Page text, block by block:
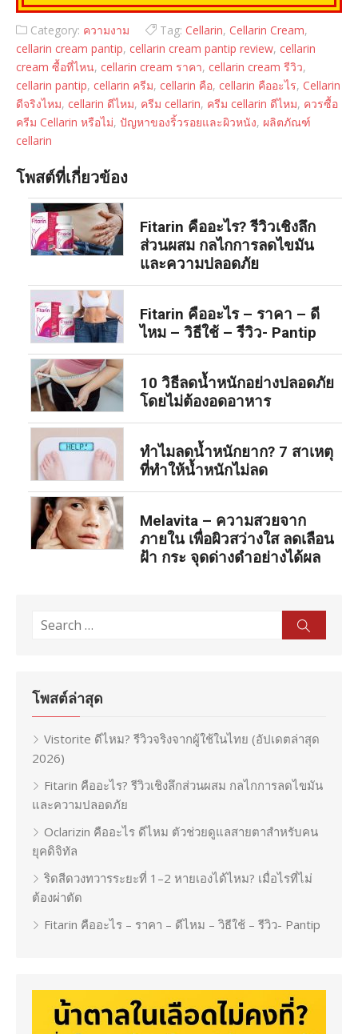
Category: ความงาม Tag: Cellarin, Cellarin Cream,
cellarin cream pantip, cellarin cream pantip review, cellarin
cream ซื้อที่ไหน, cellarin cream ราคา, cellarin cream รีวิว,
cellarin pantip, cellarin ครีม, cellarin คือ, cellarin คืออะไร, Cellarin
ดีจริงไหม, cellarin ดีไหม, ครีม cellarin, ครีม cellarin ดีไหม, ควรซื้อ
ครีม Cellarin หรือไม่, ปัญหาของริ้วรอยและผิวหนัง, ผลิตภัณฑ์
cellarin
โพสต์ที่เกี่ยวข้อง
Fitarin คืออะไร? รีวิวเชิงลึก
ส่วนผสม กลไกการลดไขมัน
และความปลอดภัย
Fitarin คืออะไร – ราคา – ดี
ไหม – วิธีใช้ – รีวิว- Pantip
10 วิธีลดน้ำหนักอย่างปลอดภัย
โดยไม่ต้องอดอาหาร
ทำไมลดน้ำหนักยาก? 7 สาเหตุ
ที่ทำให้น้ำหนักไม่ลด
Melavita – ความสวยจาก
ภายใน เพื่อผิวสว่างใส ลดเลือน
ฝ้า กระ จุดด่างดำอย่างได้ผล
Search
โพสต์ล่าสุด
Vistorite ดีไหม? รีวิวจริงจากผู้ใช้ในไทย (อัปเดตล่าสุด
2026)
Fitarin คืออะไร? รีวิวเชิงลึกส่วนผสม กลไกการลดไขมัน
และความปลอดภัย
Oclarizin คืออะไร ดีไหม ตัวช่วยดูแลสายตาสำหรับคน
ยุคดิจิทัล
ริดสีดวงทวารระยะที่ 1–2 หายเองได้ไหม? เมื่อไรที่ไม่
ต้องผ่าตัด
Fitarin คืออะไร – ราคา – ดีไหม – วิธีใช้ – รีวิว- Pantip